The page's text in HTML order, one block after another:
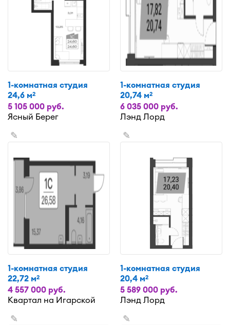
1-комнатная студия
24,6 м2
5 105 000 руб.
Ясный Берег
1-комнатная студия
20,74 м2
6 035 000 руб.
Лэнд Лорд
✎
1-комнатная студия
22,72 м2
4 557 000 руб.
Квартал на Игарской
✎
1-комнатная студия
20,4 м2
5 589 000 руб.
Лэнд Лорд
✎ ✎